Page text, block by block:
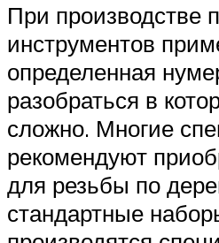
При производстве
инструментов
определенная
разобраться в
сложно. Многие
рекомендуют
для резьбы по
стандартные